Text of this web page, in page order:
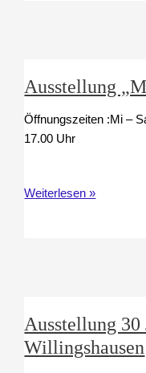
Ausstellung
Öffnungszeiten :Mi
17.00 Uhr
Ausstellung
Weiterlesen »
Ausstellung 30
Willingshausen